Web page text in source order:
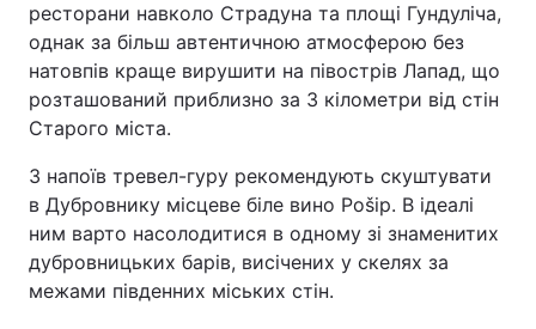
ресторани навколо Страдуна та площі Гундуліча,
однак за більш автентичною атмосферою без
натовпів краще вирушити на півострів Лапад, що
розташований приблизно за 3 кілометри від стін
Старого міста.
З напоїв тревел-гуру рекомендують скуштувати
в Дубровнику місцеве біле вино Pošip. В ідеалі
ним варто насолодитися в одному зі знаменитих
дубровницьких барів, висічених у скелях за
межами південних міських стін.